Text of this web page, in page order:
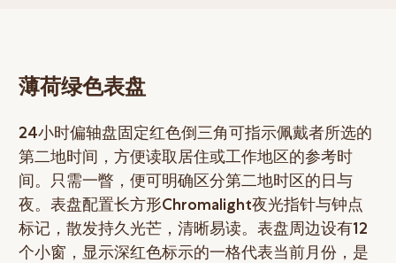
薄荷绿色表盘
24小时偏轴盘固定红色倒三角可指示佩戴者所选的
第二地时间，方便读取居住或工作地区的参考时
间。只需一瞥，便可明确区分第二地时区的日与
夜。表盘配置长方形Chromalight夜光指针与钟点
标记，散发持久光芒，清晰易读。表盘周边设有12
个小窗，显示深红色标示的一格代表当前月份，是